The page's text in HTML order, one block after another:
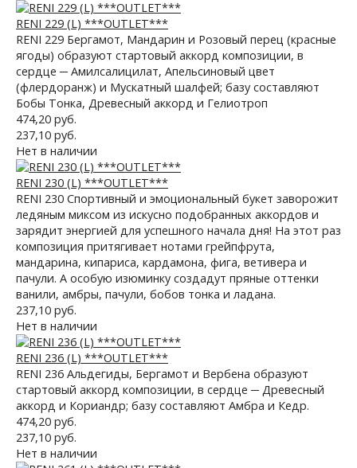
RENI 229 (L) ***OUTLET***
RENI 229 Бергамот, Мандарин и Розовый перец (красные
ягоды) образуют стартовый аккорд композиции, в
сердце ─ Амилcалицилат, Апельсиновый цвет
(флердоранж) и Мускатный шалфей; базу составляют
Бобы Тонка, Древесный аккорд и Гелиотроп
474,20 руб.
237,10 руб.
Нет в наличии
RENI 230 (L) ***OUTLET***
RENI 230 Спортивный и эмоциональный букет заворожит
ледяным миксом из искусно подобранных аккордов и
зарядит энергией для успешного начала дня! На этот раз
композиция притягивает нотами грейпфрута,
мандарина, кипариса, кардамона, фига, ветивера и
пачули. А особую изюминку создадут пряные оттенки
ванили, амбры, пачули, бобов тонка и ладана.
237,10 руб.
Нет в наличии
RENI 236 (L) ***OUTLET***
RENI 236 Альдегиды, Бергамот и Вербена образуют
стартовый аккорд композиции, в сердце ─ Древесный
аккорд и Кориандр; базу составляют Амбра и Кедр.
474,20 руб.
237,10 руб.
Нет в наличии